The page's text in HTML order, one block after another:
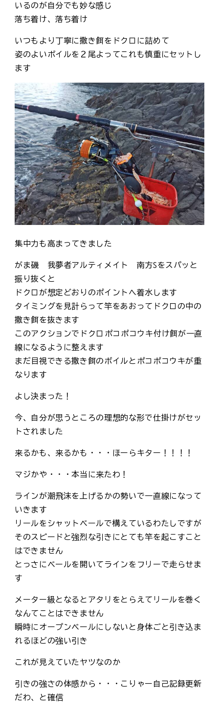
いるのが自分でも妙な感じ
落ち着け、落ち着け
いつもより丁寧に撒き餌をドクロに詰めて
姿のよいボイルを２尾よってこれも慎重にセットし
ます
集中力も高まってきました
がま磯 我夢者アルティメイト 南方Sをスパッと
振り抜くと
ドクロが想定どおりのポイントへ着水します
タイミングを見計らって竿をあおってドクロの中の
撒き餌を抜きます
このアクションでドクロ→ポコポコウキ→付け餌が一直
線になるように整えます
まだ目視できる撒き餌のボイルとポコポコウキが重
なります
よし決まった！
今、自分が思うところの理想的な形で仕掛けがセッ
トされました
来るかも、来るかも・・・ほーらキター！！！！
マジかや・・・本当に来たわ！
ラインが潮飛沫を上げるかの勢いで一直線になって
いきます
リールをシャットベールで構えているわたしですが
そのスピードと強烈な引きにとても竿を起こすこと
はできません
とっさにベールを開いてラインをフリーで走らせま
す
メーター級となるとアタリをとらえてリールを巻く
なんてことはできません
瞬時にオープンベールにしないと身体ごと引き込ま
れるほどの強い引き
これが見えていたヤツなのか
引きの強さの体感から・・・こりゃー自己記録更新
だわ、と確信